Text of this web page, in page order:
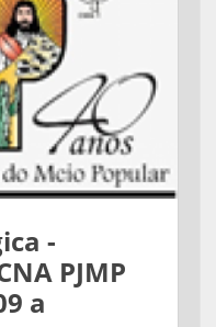
-
PJMP
a